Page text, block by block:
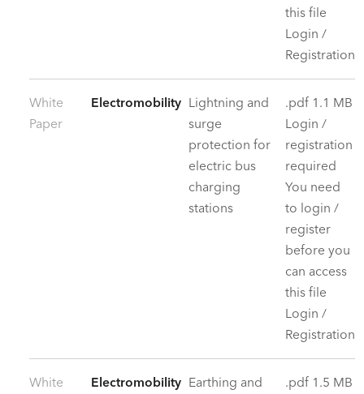
this file
Login /
Registration
White
Paper
Electromobility Lightning and
surge
protection for
electric bus
charging
stations
.pdf 1.1 MB
Login /
registration
required
You need
to login /
register
before you
can access
this file
Login /
Registration
White
Electromobility Earthing and
.pdf 1.5 MB